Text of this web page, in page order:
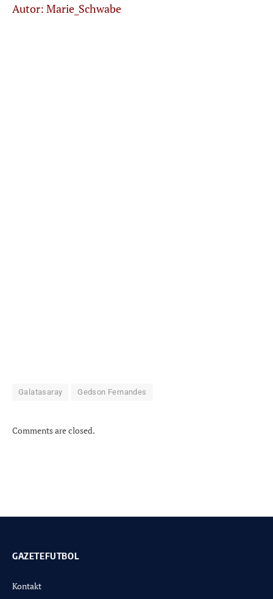
Autor: Marie_Schwabe
Galatasaray Gedson Fernandes
Comments are closed.
GAZETEFUTBOL
Kontakt